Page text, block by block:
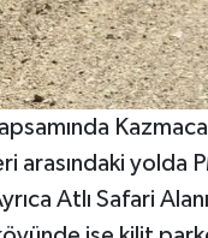
arasındaki yolda
Atlı Safari